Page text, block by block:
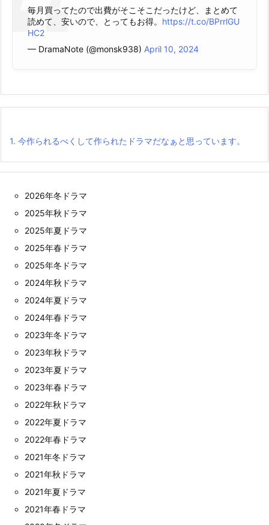
毎月買ってたので出費がそこそこだったけど、まとめて
読めて、安いので、とってもお得。 https://t.co/BPrrlGU
HC2
— DramaNote (@monsk938) April 10, 2024
1. 今作られるべくして作られたドラマだなぁと思っています。
2026年冬ドラマ
2025年秋ドラマ
2025年夏ドラマ
2025年春ドラマ
2025年冬ドラマ
2024年秋ドラマ
2024年夏ドラマ
2024年春ドラマ
2023年冬ドラマ
2023年秋ドラマ
2023年夏ドラマ
2023年春ドラマ
2022年秋ドラマ
2022年夏ドラマ
2022年春ドラマ
2021年冬ドラマ
2021年秋ドラマ
2021年夏ドラマ
2021年春ドラマ